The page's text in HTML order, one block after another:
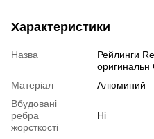
Характеристики
Назва
Рейлинги
оригинальн
Матеріал
Алюминий
Вбудовані
ребра
жорсткості
Ні